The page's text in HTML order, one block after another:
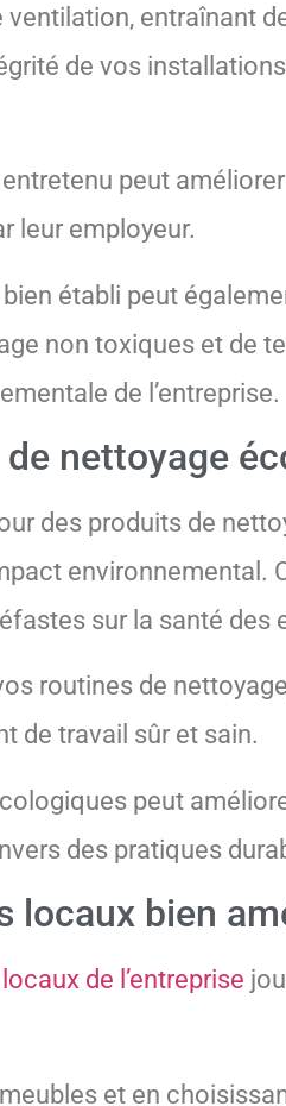
entraînant
de vos
peut
leur employeur.
établi peut
non toxiques et de
de l’entreprise.
nettoyage
des produits de
environnemental.
sur la santé des
routines de
de travail sûr et sain.
peut
des pratiques
locaux bien
de l’entreprise
et en